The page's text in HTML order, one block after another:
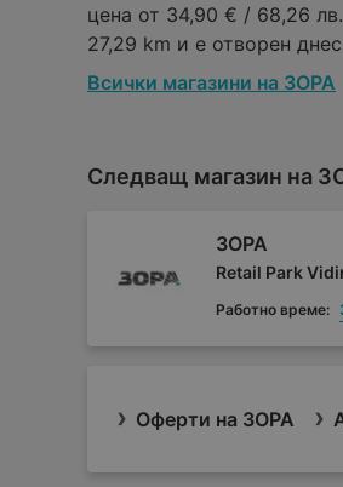
цена от 34,90 € / 68,26
27,29 km и е отворен
Всички магазини на ЗОРА
Следващ магазин на
ЗОРА
Retail Park
Работно време:
Оферти на ЗОРА